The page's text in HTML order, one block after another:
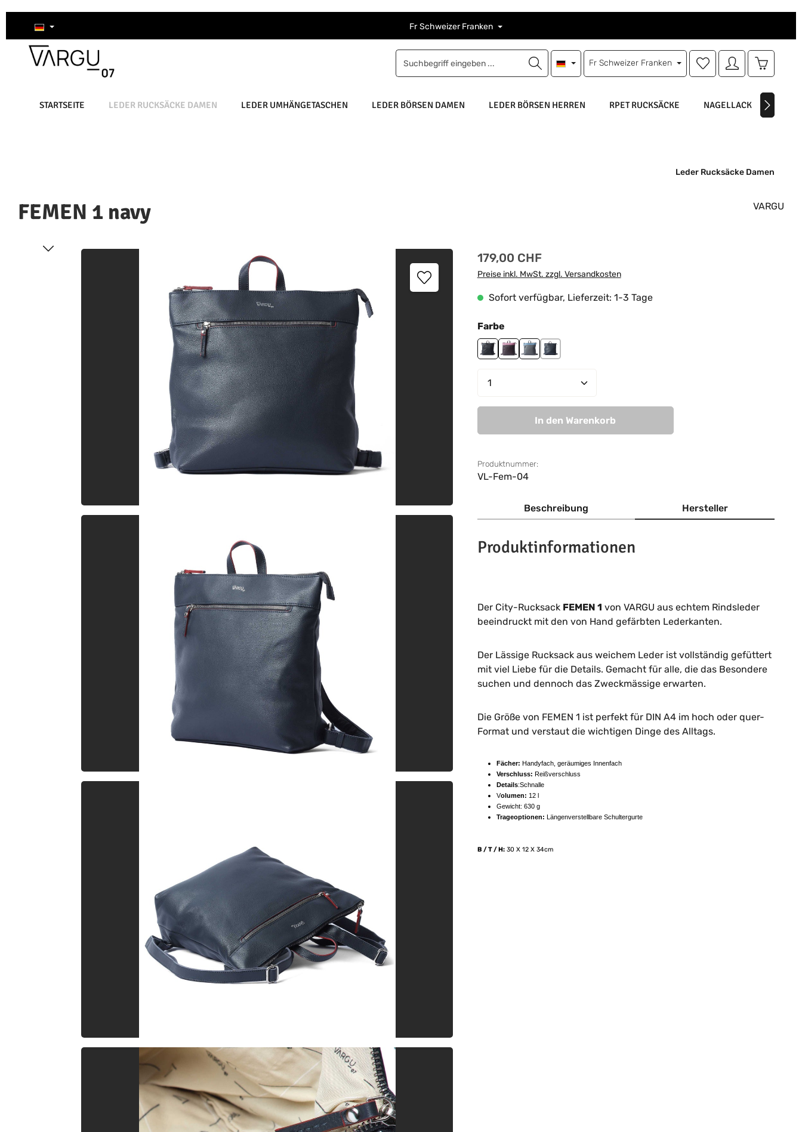
Hauptinhalt springen
Zur Suche springen
Zur Hauptnavigation springen Fr Schweizer Franken
Fr Schweizer Franken
Du hast 0 Produkte auf
STARTSEITE LEDER RUCKSÄCKE DAMEN LEDER UMHÄNGETASCHEN LEDER BÖRSEN DAMEN LEDER BÖRSEN HERREN RPET RUCKSÄCKE NAGELLACK
Leder Rucksäcke Damen
FEMEN 1 navy VARGU
Bildergalerie überspringen Regulärer Preis:
179,00 CHF
Preise inkl. MwSt. zzgl. Versandkosten
Sofort verfügbar, Lieferzeit: 1-3 Tage
Farbeauswählen
blackburgundy-mauve
grey-sky blue
navy
Produkt Anzahl: Gib den gewünschten Wert
In den Warenkorb
Produktnummer:
VL-Fem-04
Beschreibung Hersteller
Produktinformationen
Der City-Rucksack FEMEN 1 von VARGU aus echtem Rindsleder
beeindruckt mit den von Hand gefärbten Lederkanten.
Der Lässige Rucksack aus weichem Leder ist vollständig gefüttert
mit viel Liebe für die Details. Gemacht für alle, die das Besondere
suchen und dennoch das Zweckmässige erwarten.
Die Größe von FEMEN 1 ist perfekt für DIN A4 im hoch oder quer-
Format und verstaut die wichtigen Dinge des Alltags.
Fächer: Handyfach, geräumiges Innenfach
Verschluss: Reißverschluss
Details:Schnalle
Volumen: 12 l
Gewicht: 630 g
Trageoptionen: Längenverstellbare Schultergurte
B / T / H:30 X 12 X 34cm